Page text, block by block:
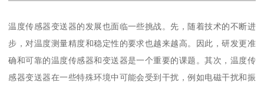
温度传感器变送器的发展也面临一些挑战。先，随着技术的不断进
步，对温度测量精度和稳定性的要求也越来越高。因此，研发更准
确和可靠的温度传感器和变送器是一个重要的课题。其次，温度传
感器变送器在一些特殊环境中可能会受到干扰，例如电磁干扰和振